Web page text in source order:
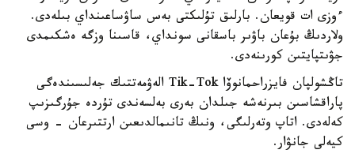
ءوزى ات قويعان. بارلىق تۇلىكتى بەس ساۋساعىنداي بىلەدى.
ولاردىڭ بۇعان باۋىر باسقانى سونداي، قاسىنا وزگە ەشكىمدى
جۋىتپايتىن كورىنەدى.
تاڭشولپان فايزراحمانوۆا Tik-Tok الەۋمەتتىك جەلىسىندەگى
پاراقشاسىن بىرنەشە جىلدان بەرى بەلسەندى تۇردە جۇرگىزىپ
كەلەدى. اتاپ وتەرلىگى، ونىڭ تانىمالدىعىن ارتتىرعان - وسى
كيەلى جانۋار.